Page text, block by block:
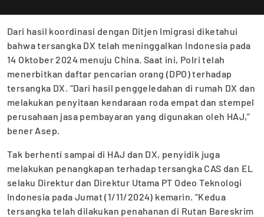
Dari hasil koordinasi dengan Ditjen Imigrasi diketahui
bahwa tersangka DX telah meninggalkan Indonesia pada
14 Oktober 2024 menuju China. Saat ini, Polri telah
menerbitkan daftar pencarian orang (DPO) terhadap
tersangka DX. “Dari hasil penggeledahan di rumah DX dan
melakukan penyitaan kendaraan roda empat dan stempel
perusahaan jasa pembayaran yang digunakan oleh HAJ,”
bener Asep.
Tak berhenti sampai di HAJ dan DX, penyidik juga
melakukan penangkapan terhadap tersangka CAS dan EL
selaku Direktur dan Direktur Utama PT Odeo Teknologi
Indonesia pada Jumat (1/11/2024) kemarin. “Kedua
tersangka telah dilakukan penahanan di Rutan Bareskrim